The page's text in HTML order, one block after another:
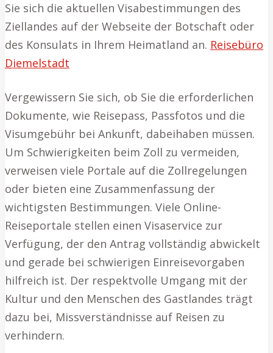
Sie sich die aktuellen Visabestimmungen des
Ziellandes auf der Webseite der Botschaft oder
des Konsulats in Ihrem Heimatland an. Reisebüro
Diemelstadt
Vergewissern Sie sich, ob Sie die erforderlichen
Dokumente, wie Reisepass, Passfotos und die
Visumgebühr bei Ankunft, dabeihaben müssen.
Um Schwierigkeiten beim Zoll zu vermeiden,
verweisen viele Portale auf die Zollregelungen
oder bieten eine Zusammenfassung der
wichtigsten Bestimmungen. Viele Online-
Reiseportale stellen einen Visaservice zur
Verfügung, der den Antrag vollständig abwickelt
und gerade bei schwierigen Einreisevorgaben
hilfreich ist. Der respektvolle Umgang mit der
Kultur und den Menschen des Gastlandes trägt
dazu bei, Missverständnisse auf Reisen zu
verhindern.